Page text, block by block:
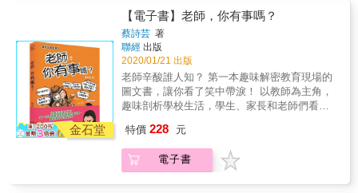
該%%了； 可以耍浪漫交換一下日記； 可以記
錄誰的家事做得多； 吵架之後也可以偷偷留下
最真誠的道歉讓對方感動一把（勸世警語：一
開始好好說話不就好了嗎）。 （要拿來折愛心
或是紙飛機也是可以ㄉ） 註定推薦 超有名插畫
家 鬼門圖文 插畫界黃立行 盜哥Daubro （順序
依首字筆畫排列）
跟之前都不一樣 打呼超大聲、襪子亂丟、像臭
小孩&hellip;&hellip; 「當初那個王子到哪裡去
了！！！（吶喊）」 ✅ 吵架沒處躲 套房只有四
面牆，再怎麼生氣轉身還是會碰到他。 「我
&hellip;&hellip;我出去走走。」 ✅ 愛不愛都奇
怪 「已經連續3天%%了，今天休兵好了不然她
以為我很色怎麼辦。」 「他為什麼不碰我！是
膩了嗎？？？？」 N個胖才可愛小劇場，告訴
你月底吃土、吵架吵不完、手機被偷看
可愛同居多功能筆記本 ❤ 13X19公分適中大
小，適合隨身攜帶更適合放在家裡專屬位置──
可以留言提醒另一半記得倒垃圾、吃晚餐或是
金石堂
【電子書】老師，你有事嗎？
蔡詩芸 著
聯經 出版
2020/01/21 出版
老師辛酸誰人知？ 第一本趣味解密教育現場的
圖文書，讓你看了笑中帶淚！ 以教師為主角，
趣味剖析學校生活，學生、家長和老師們看了
是個什麼樣的職業？ 學校生活又是怎樣的情
景？ 上萬粉絲感動回饋： 「寫到心坎裡！有共
鳴！蔡老師誇張幽默的畫風很療癒，工作不孤
特價 228 元
電子書